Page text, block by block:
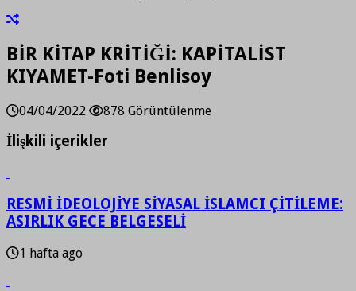
BİR KİTAP KRİTİĞİ: KAPİTALİST
KIYAMET-Foti Benlisoy
04/04/2022 878 Görüntülenme
İlişkili içerikler
RESMİ İDEOLOJİYE SİYASAL İSLAMCI ÇİTİLEME:
ASIRLIK GECE BELGESELİ
1 hafta ago